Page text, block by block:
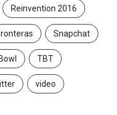
Reinvention 2016
Snapchat
TBT
video